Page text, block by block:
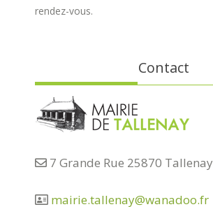
rendez-vous.
Contact
7 Grande Rue 25870 Tallenay
mairie.tallenay@wanadoo.fr